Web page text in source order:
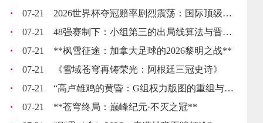
·
07-21
2026世界杯夺冠赔率剧烈震荡：国际顶级机构最新榜单出炉
·
07-21
48强赛制下：小组第三的出局线算法与晋级门槛推演
·
07-21
**枫雪征途：加拿大足球的2026黎明之战**
·
07-21
《雪域苍穹再铸荣光：阿根廷三冠史诗》
·
07-21
“高卢雄鸡的黄昏：G组权力版图的重组与裂变”
·
07-21
**苍穹终局：巅峰纪元·不灭之冠**